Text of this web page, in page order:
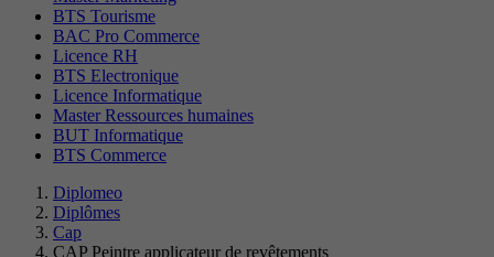
BTS Tourisme
BAC Pro Commerce
Licence RH
BTS Electronique
Licence Informatique
Master Ressources humaines
BUT Informatique
BTS Commerce
Diplomeo
Diplômes
Cap
CAP Peintre applicateur de revêtements